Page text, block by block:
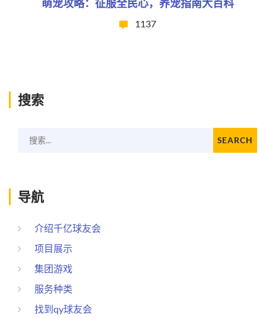
萌宠攻略：征服全民心，养宠指南大百科
1137
搜索
搜索... SEARCH
导航
介绍千亿球友会
项目展示
集团游戏
服务种类
找到qy球友会